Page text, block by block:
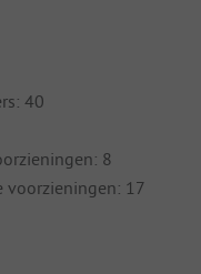
40
8
voorzieningen: 17